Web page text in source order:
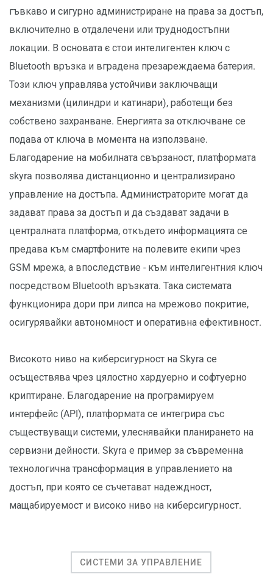
гъвкаво и сигурно администриране на права за достъп,
включително в отдалечени или труднодостъпни
локации. В основата є стои интелигентен ключ с
Bluetooth връзка и вградена презареждаема батерия.
Този ключ управлява устойчиви заключващи
механизми (цилиндри и катинари), работещи без
собствено захранване. Енергията за отключване се
подава от ключа в момента на използване.
Благодарение на мобилната свързаност, платформата
skyra позволява дистанционно и централизирано
управление на достъпа. Администраторите могат да
задават права за достъп и да създават задачи в
централната платформа, откъдето информацията се
предава към смартфоните на полевите екипи чрез
GSM мрежа, а впоследствие - към интелигентния ключ
посредством Bluetooth връзката. Така системата
функционира дори при липса на мрежово покритие,
осигурявайки автономност и оперативна ефективност.
Високото ниво на киберсигурност на Skyra се
осъществява чрез цялостно хардуерно и софтуерно
криптиране. Благодарение на програмируем
интерфейс (API), платформата се интегрира със
съществуващи системи, улеснявайки планирането на
сервизни дейности. Skyra е пример за съвременна
технологична трансформация в управлението на
достъп, при която се съчетават надеждност,
мащабируемост и високо ниво на киберсигурност.
СИСТЕМИ ЗА УПРАВЛЕНИЕ